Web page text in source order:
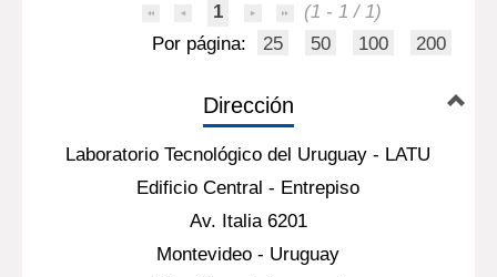
1
(1 - 1 / 1)
Por página:
25 50 100 200
Dirección
Laboratorio Tecnológico del Uruguay - LATU
Edificio Central - Entrepiso
Av. Italia 6201
Montevideo - Uruguay